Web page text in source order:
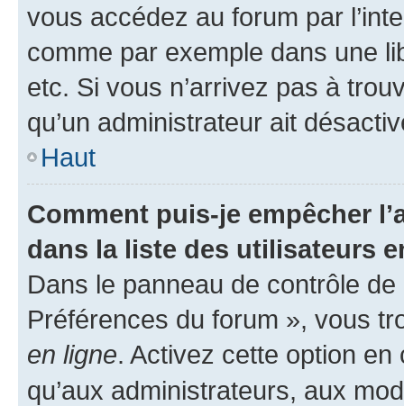
vous accédez au forum par
comme par exemple dans une
etc. Si vous n’arrivez pas à
qu’un administrateur ait
Haut
Comment puis-je empêcher
dans la liste des utilisateurs
Dans le panneau de contrôle
Préférences du forum », vous
en ligne. Activez cette option
qu’aux administrateurs, aux